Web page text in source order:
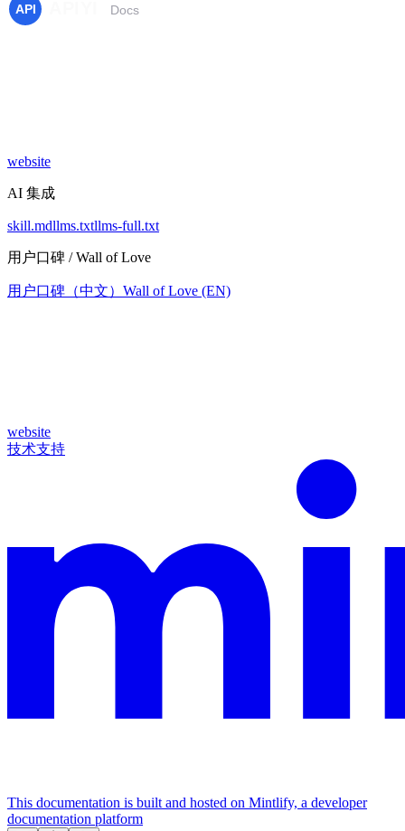
website
AI 集成
skill.mdllms.txtllms-full.txt
用户口碑 / Wall of Love
用户口碑（中文） Wall of Love (EN)
website
技术支持
This documentation is built and hosted on Mintlify, a developer
documentation platform